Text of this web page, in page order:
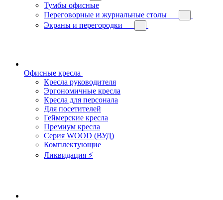
Тумбы офисные
Переговорные и журнальные столы
Экраны и перегородки
Офисные кресла
Кресла руководителя
Эргономичные кресла
Кресла для персонала
Для посетителей
Геймерские кресла
Премиум кресла
Серия WOOD (ВУД)
Комплектующие
Ликвидация ⚡